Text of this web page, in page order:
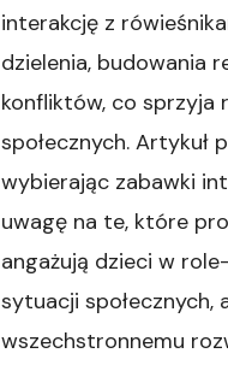
interakcję z
dzielenia, budowania
konfliktów, co sprzyja
społecznych. Artykuł
wybierając zabawki
uwagę na te, które
angażują dzieci w
sytuacji społecznych,
wszechstronnemu